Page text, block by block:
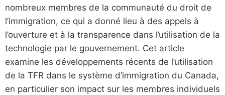
nombreux membres de la communauté du droit de
l’immigration, ce qui a donné lieu à des appels à
l’ouverture et à la transparence dans l’utilisation de la
technologie par le gouvernement. Cet article
examine les développements récents de l’utilisation
de la TFR dans le système d’immigration du Canada,
en particulier son impact sur les membres individuels